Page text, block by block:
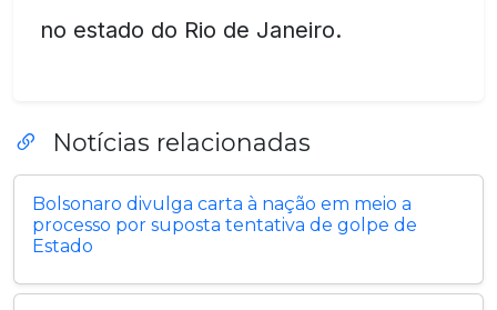
no estado do Rio de Janeiro.
Notícias relacionadas
Bolsonaro divulga carta à nação em meio a
processo por suposta tentativa de golpe de
Estado